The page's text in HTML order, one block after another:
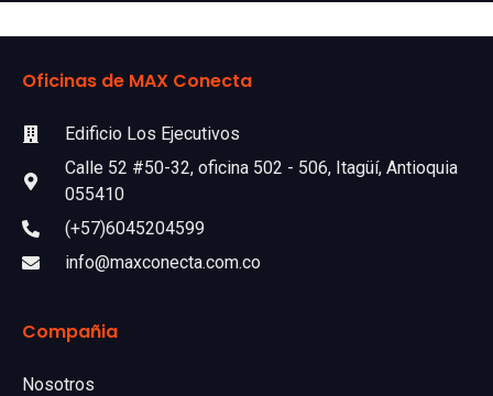
Oficinas de MAX Conecta
Edificio Los Ejecutivos
Calle 52 #50-32, oficina 502 - 506, Itagüí, Antioquia
055410
(+57)6045204599
info@maxconecta.com.co
Compañia
Nosotros